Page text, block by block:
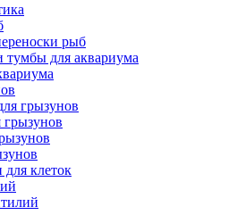
рыб
для аквариума
грызунов
клеток